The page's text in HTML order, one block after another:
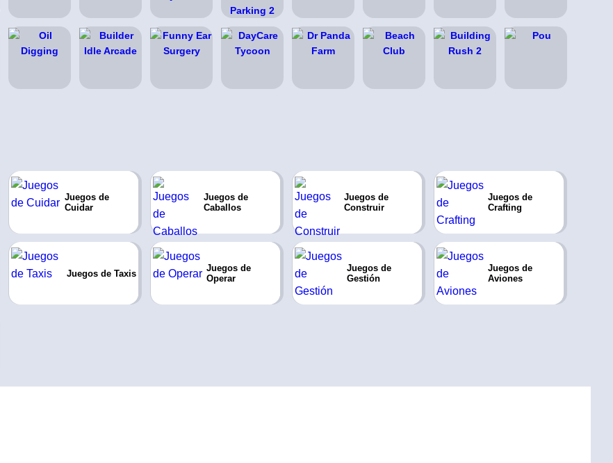
Juegos de
Cuidar
Juegos de
Caballos
Juegos de
Construir
Juegos de
Crafting
Juegos de Taxis
Juegos de
Operar
Juegos de
Gestión
Juegos de
Aviones